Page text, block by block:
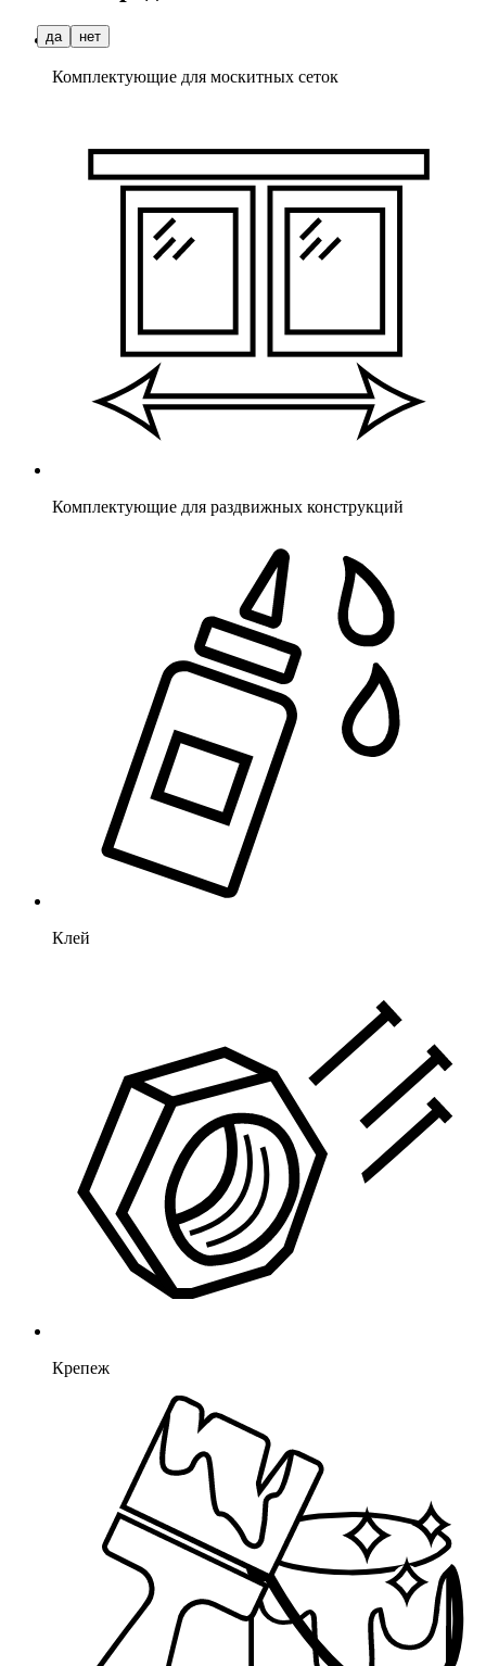
Комплектующие для москитных сеток
Комплектующие для раздвижных конструкций
Клей
Крепеж
да нет